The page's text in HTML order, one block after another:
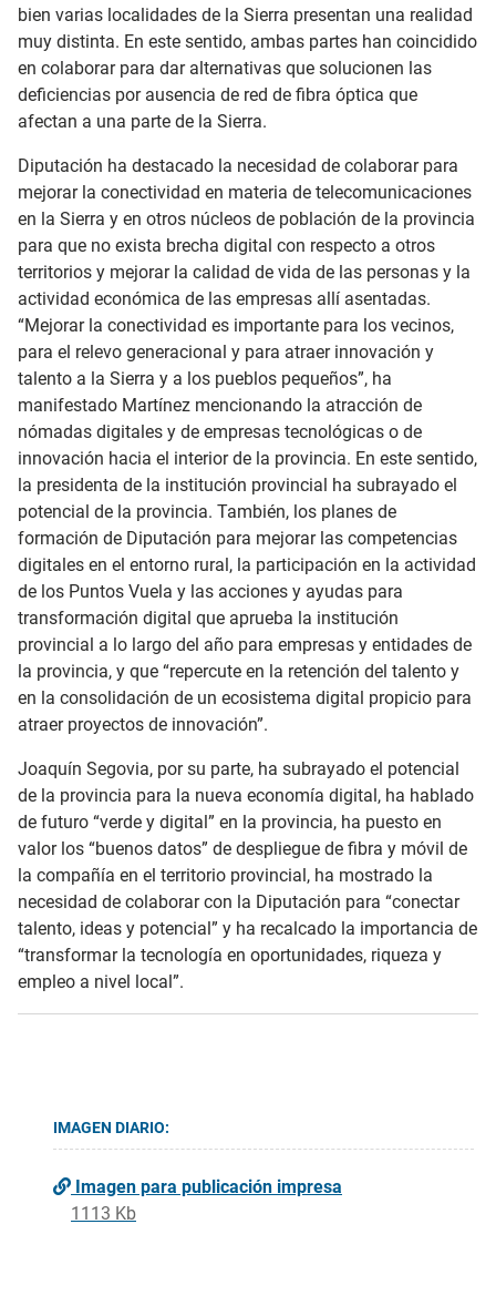
bien varias localidades de la Sierra presentan una realidad
muy distinta. En este sentido, ambas partes han coincidido
en colaborar para dar alternativas que solucionen las
deficiencias por ausencia de red de fibra óptica que
afectan a una parte de la Sierra.
Diputación ha destacado la necesidad de colaborar para
mejorar la conectividad en materia de telecomunicaciones
en la Sierra y en otros núcleos de población de la provincia
para que no exista brecha digital con respecto a otros
territorios y mejorar la calidad de vida de las personas y la
actividad económica de las empresas allí asentadas.
“Mejorar la conectividad es importante para los vecinos,
para el relevo generacional y para atraer innovación y
talento a la Sierra y a los pueblos pequeños”, ha
manifestado Martínez mencionando la atracción de
nómadas digitales y de empresas tecnológicas o de
innovación hacia el interior de la provincia. En este sentido,
la presidenta de la institución provincial ha subrayado el
potencial de la provincia. También, los planes de
formación de Diputación para mejorar las competencias
digitales en el entorno rural, la participación en la actividad
de los Puntos Vuela y las acciones y ayudas para
transformación digital que aprueba la institución
provincial a lo largo del año para empresas y entidades de
la provincia, y que “repercute en la retención del talento y
en la consolidación de un ecosistema digital propicio para
atraer proyectos de innovación”.
Joaquín Segovia, por su parte, ha subrayado el potencial
de la provincia para la nueva economía digital, ha hablado
de futuro “verde y digital” en la provincia, ha puesto en
valor los “buenos datos” de despliegue de fibra y móvil de
la compañía en el territorio provincial, ha mostrado la
necesidad de colaborar con la Diputación para “conectar
talento, ideas y potencial” y ha recalcado la importancia de
“transformar la tecnología en oportunidades, riqueza y
empleo a nivel local”.
IMAGEN DIARIO:
Imagen para publicación impresa
1113 Kb